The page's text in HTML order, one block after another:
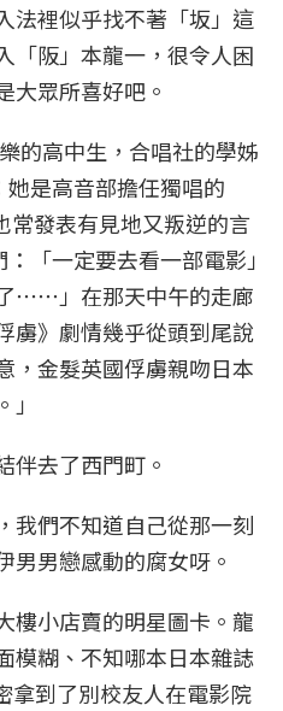
法裡似乎找不著「坂」這
「阪」本龍一，很令人困
大眾所喜好吧。
的高中生，合唱社的學姊
是高音部擔任獨唱的
發表有見地又叛逆的言
「一定要去看一部電影」
⋯⋯」在那天中午的走廊
虜》劇情幾乎從頭到尾說
，金髮英國俘虜親吻日本
伴去了西門町。
我們不知道自己從那一刻
男男戀感動的腐女呀。
樓小店賣的明星圖卡。龍
模糊、不知哪本日本雜誌
拿到了別校友人在電影院